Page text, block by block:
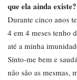
que ela ainda existe?
Durante cinco anos
4 em 4 meses tenho
até a minha
Sinto-me bem e
não são as mesmas,